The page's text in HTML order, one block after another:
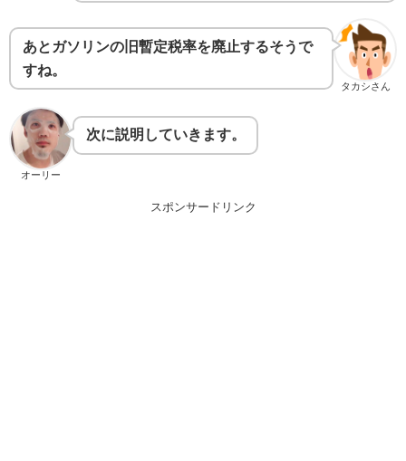
タカシさん
あとガソリンの旧暫定税率を廃止するそうで
すね。
オーリー
次に説明していきます。
スポンサードリンク